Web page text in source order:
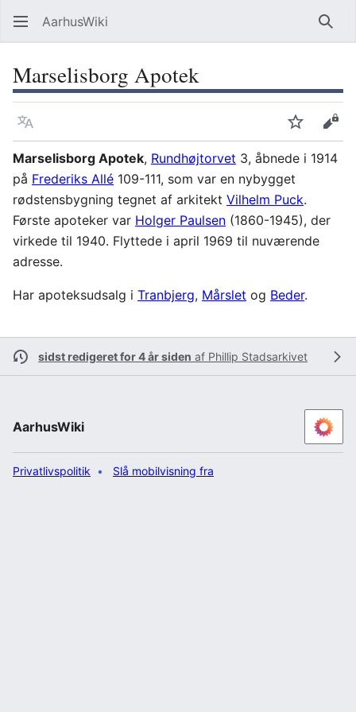
AarhusWiki Søg
Marselisborg Apotek
Sprog OvervågVis
Marselisborg Apotek, Rundhøjtorvet 3, åbnede i 1914
på Frederiks Allé 109-111, som var en nybygget
rødstensbygning tegnet af arkitekt Vilhelm Puck.
Første apoteker var Holger Paulsen (1860-1945), der
virkede til 1940. Flyttede i april 1969 til nuværende
adresse.
Har apoteksudsalg i Tranbjerg, Mårslet og Beder.
sidst redigeret for 4 år siden af Phillip Stadsarkivet
AarhusWiki
Privatlivspolitik Slå mobilvisning fra